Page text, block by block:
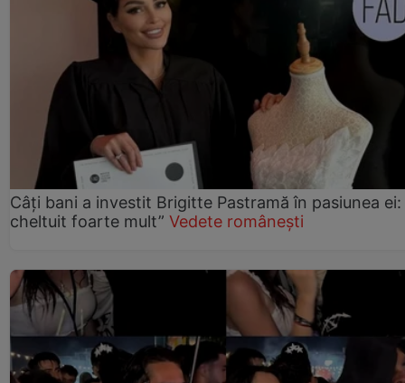
Câți bani a investit Brigitte Pastramă în pasiunea ei:
cheltuit foarte mult” Vedete românești